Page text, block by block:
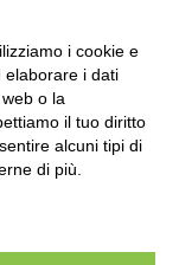
i cookie e
elaborare i dati
o la
il tuo diritto
alcuni tipi di
di più.